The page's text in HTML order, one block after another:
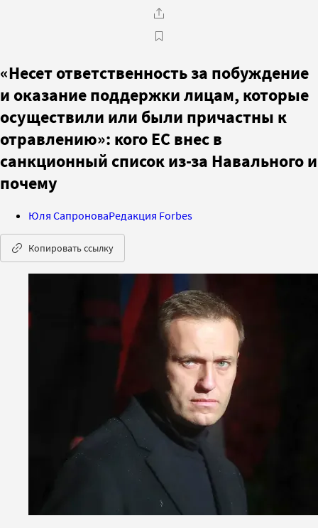
«Несет ответственность за побуждение
и оказание поддержки лицам, которые
осуществили или были причастны к
отравлению»: кого ЕС внес в
санкционный список из-за Навального и
почему
Юля СапроноваРедакция Forbes
Копировать ссылку